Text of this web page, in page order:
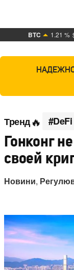
BTC 1.21 %
Тренд #DeFi
Гонконг
своей
Новини,